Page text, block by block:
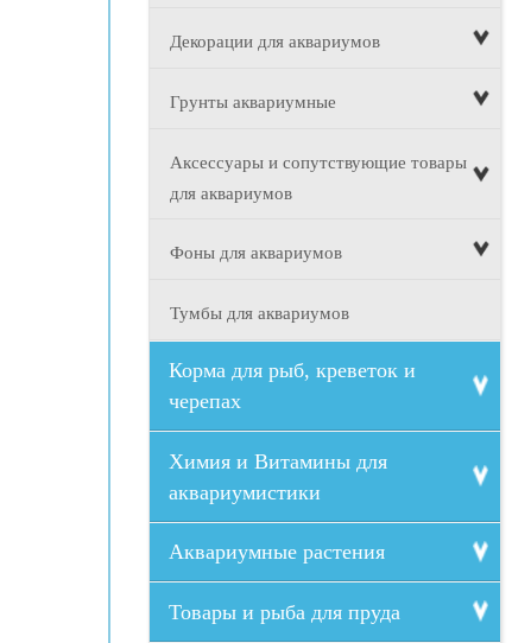
Декорации для аквариумов
Грунты аквариумные
Аксессуары и сопутствующие товары
для аквариумов
Фоны для аквариумов
Тумбы для аквариумов
Корма для рыб, креветок и
черепах
Химия и Витамины для
аквариумистики
Аквариумные растения
Товары и рыба для пруда